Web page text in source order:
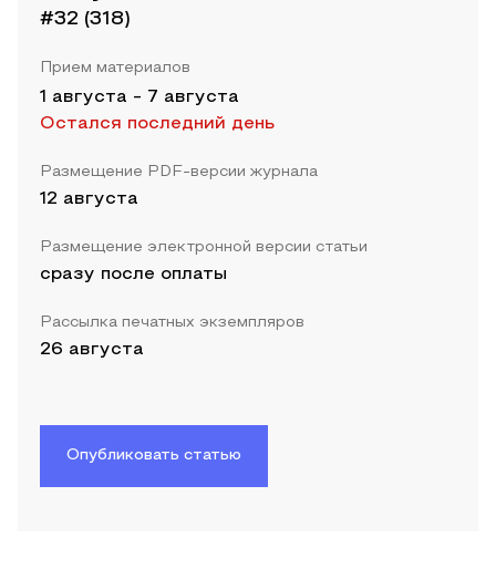
#32 (318)
Прием материалов
1 августа - 7 августа
Остался последний день
Размещение PDF-версии журнала
12 августа
Размещение электронной версии статьи
сразу после оплаты
Рассылка печатных экземпляров
26 августа
Опубликовать статью